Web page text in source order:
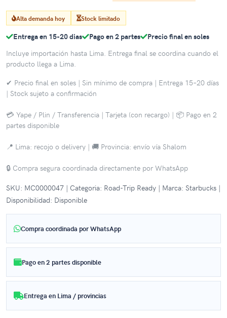
Alta demanda hoy Stock limitado
Entrega en 15-20 dias Pago en 2 partes Precio final en soles
Incluye importación hasta Lima. Entrega final se coordina cuando el
producto llega a Lima.
✔ Precio final en soles | Sin mínimo de compra | Entrega 15–20 días
| Stock sujeto a confirmación
💳 Yape / Plin / Transferencia | Tarjeta (con recargo) | 📦 Pago en 2
partes disponible
📍 Lima: recojo o delivery | 🚚 Provincia: envío vía Shalom
🔒 Compra segura coordinada directamente por WhatsApp
SKU: MC0000047 | Categoria: Road-Trip Ready | Marca: Starbucks |
Disponibilidad: Disponible
Compra coordinada por WhatsApp
Pago en 2 partes disponible
Entrega en Lima / provincias